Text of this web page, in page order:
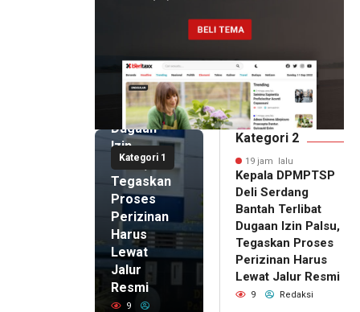
Kategori 1
Deli
Serdang
Bantah
Terlibat
Dugaan
Izin
Palsu,
Tegaskan
Proses
Perizinan
Harus
Lewat
Jalur
Resmi
9
Kategori 2
19 jam lalu
Kepala DPMPTSP
Deli Serdang
Bantah Terlibat
Dugaan Izin Palsu,
Tegaskan Proses
Perizinan Harus
Lewat Jalur Resmi
9 Redaksi